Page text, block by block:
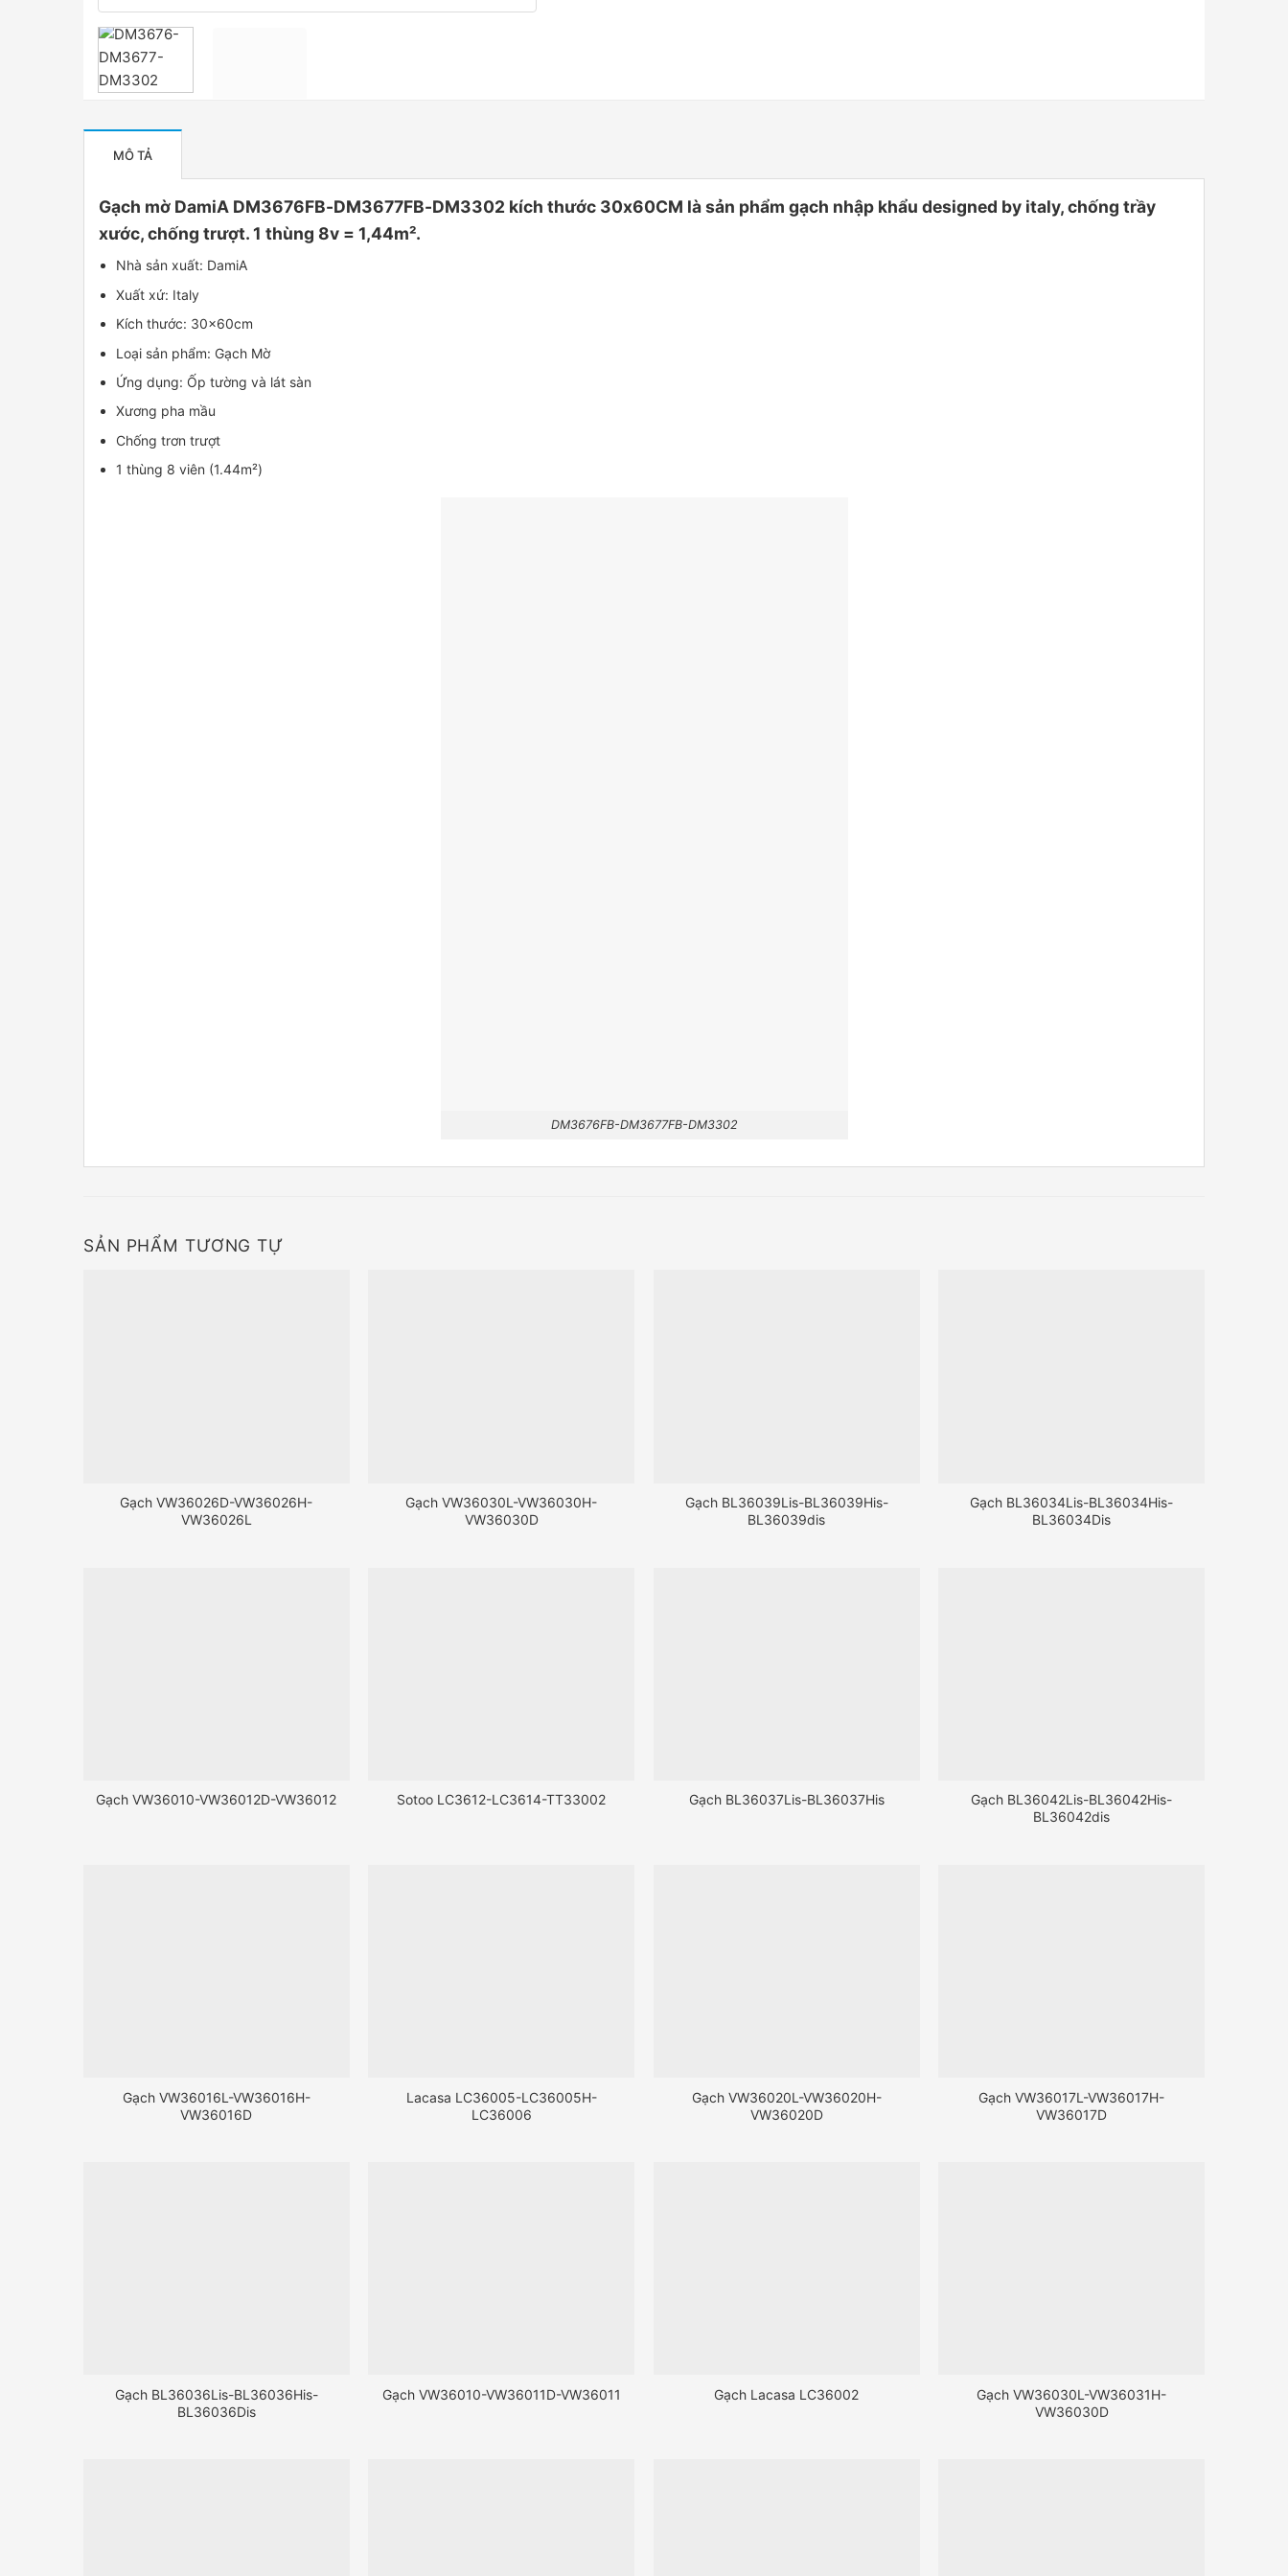
MÔ TẢ
Gạch mờ DamiA DM3676FB-DM3677FB-DM3302 kích thước 30x60CM là sản phẩm gạch nhập khẩu designed by italy, chống trầy
xước, chống trượt. 1 thùng 8v = 1,44m².
Nhà sản xuất: DamiA
Xuất xứ: Italy
Kích thước: 30x60cm
Loại sản phẩm: Gạch Mờ
Ứng dụng: Ốp tường và lát sàn
Xương pha mầu
Chống trơn trượt
1 thùng 8 viên (1.44m²)
DM3676FB-DM3677FB-DM3302
SẢN PHẨM TƯƠNG TỰ
Gạch VW36026D-VW36026H-
VW36026L
Gạch VW36030L-VW36030H-
VW36030D
Gạch BL36039Lis-BL36039His-
BL36039dis
Gạch BL36034Lis-BL36034His-
BL36034Dis
Gạch VW36010-VW36012D-VW36012 Sotoo LC3612-LC3614-TT33002 Gạch BL36037Lis-BL36037His
Gạch BL36042Lis-BL36042His-
BL36042dis
Gạch VW36016L-VW36016H-
VW36016D
Lacasa LC36005-LC36005H-
LC36006
Gạch VW36020L-VW36020H-
VW36020D
Gạch VW36017L-VW36017H-
VW36017D
Gạch BL36036Lis-BL36036His-
BL36036Dis
Gạch VW36010-VW36011D-VW36011 Gạch Lacasa LC36002
Gạch VW36030L-VW36031H-
VW36030D